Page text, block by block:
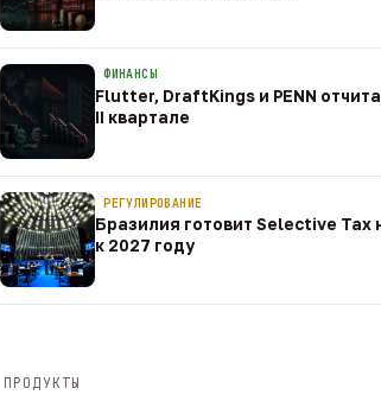
ФИНАНСЫ
Flutter, DraftKings и PENN
II квартале
РЕГУЛИРОВАНИЕ
Бразилия готовит Selective Tax
к 2027 году
ПРОДУКТЫ